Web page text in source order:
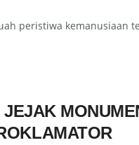
peristiwa kemanusiaan